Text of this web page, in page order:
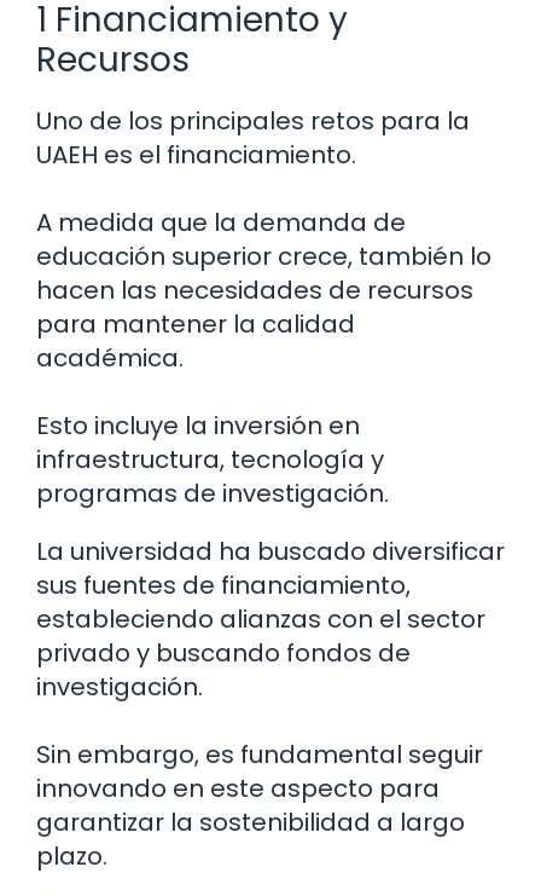
1 Financiamiento y
Recursos
Uno de los principales retos para la
UAEH es el financiamiento.
A medida que la demanda de
educación superior crece, también lo
hacen las necesidades de recursos
para mantener la calidad
académica.
Esto incluye la inversión en
infraestructura, tecnología y
programas de investigación.
La universidad ha buscado diversificar
sus fuentes de financiamiento,
estableciendo alianzas con el sector
privado y buscando fondos de
investigación.
Sin embargo, es fundamental seguir
innovando en este aspecto para
garantizar la sostenibilidad a largo
plazo.